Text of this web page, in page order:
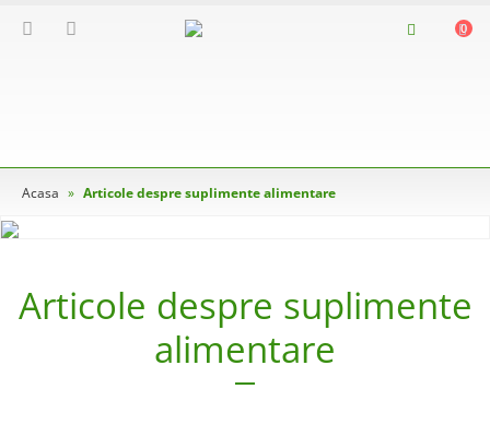
0
Acasa » Articole despre suplimente alimentare
Articole despre suplimente
alimentare